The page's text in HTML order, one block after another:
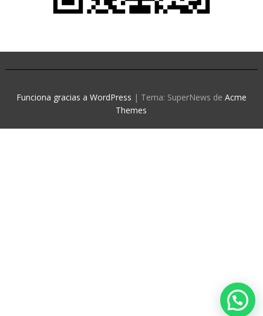
Funciona gracias a WordPress | Tema: SuperNews de Acme
Themes